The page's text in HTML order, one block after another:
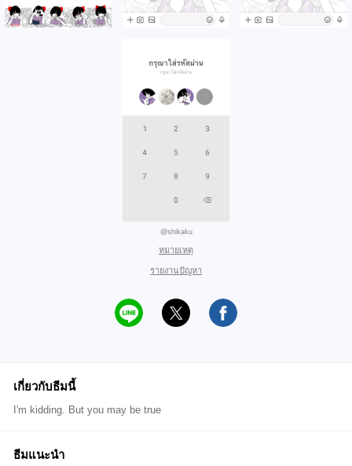
@shikaku
หมายเหตุ
รายงานปัญหา
เกี่ยวกับธีมนี้
I'm kidding. But you may be true
ธีมแนะนำ